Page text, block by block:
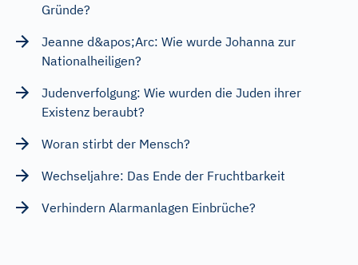
Gründe?
Jeanne d&apos;Arc: Wie wurde Johanna zur
Nationalheiligen?
Judenverfolgung: Wie wurden die Juden ihrer
Existenz beraubt?
Woran stirbt der Mensch?
Wechseljahre: Das Ende der Fruchtbarkeit
Verhindern Alarmanlagen Einbrüche?